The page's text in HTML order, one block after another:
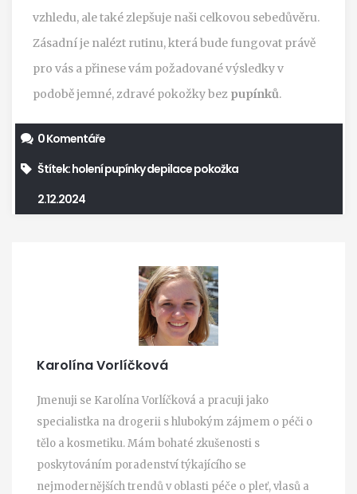
vzhledu, ale také zlepšuje naši celkovou sebedůvěru.
Zásadní je nalézt rutinu, která bude fungovat právě
pro vás a přinese vám požadované výsledky v
podobě jemné, zdravé pokožky bez pupínků.
0 Komentáře
Štítek:holenípupínkydepilacepokožka
2.12.2024
Karolína Vorlíčková
Jmenuji se Karolína Vorlíčková a pracuji jako
specialistka na drogerii s hlubokým zájmem o péči o
tělo a kosmetiku. Mám bohaté zkušenosti s
poskytováním poradenství týkajícího se
nejmodernějších trendů v oblasti péče o pleť, vlasů a